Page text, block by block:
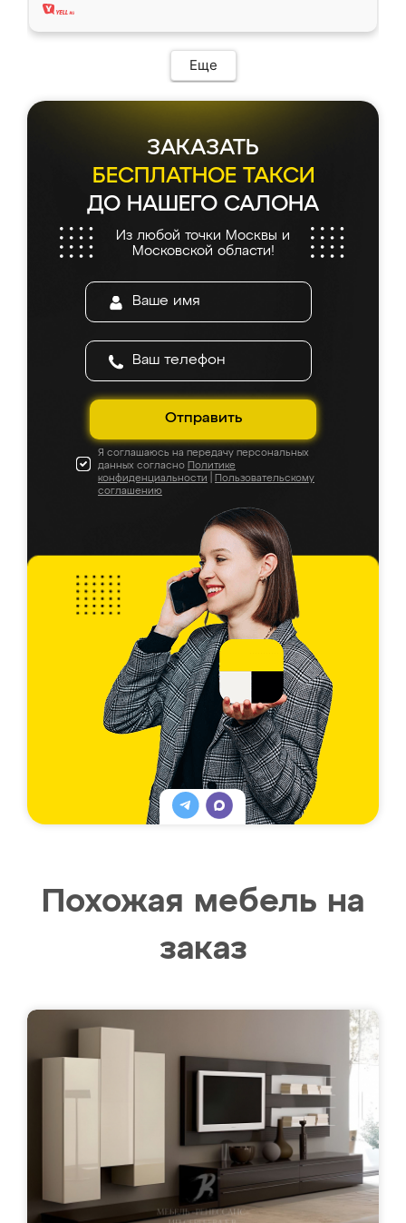
Еще
ЗАКАЗАТЬ
БЕСПЛАТНОЕ ТАКСИ
ДО НАШЕГО САЛОНА
Из любой точки Москвы и
Московской области!
Отправить
Я соглашаюсь на передачу персональных
данных согласно Политике
конфиденциальности
Пользовательскому
соглашению
Похожая мебель на
заказ